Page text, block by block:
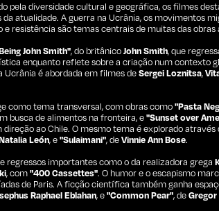
pela diversidade cultural e geográfica, os filmes
atualidade. A guerra na Ucrânia, os movimentos
e resistência são temas centrais de muitas das obras
John Smith", do britânicoJohn Smith, que
enquanto reflete sobre a criação num contexto
Ucrânia é abordada em filmes deSergei Loznitsa,
como tema transversal, com obras como"Pasta
busca de alimentos na fronteira, e"Sunset over
direção ao Chile. O mesmo tema é explorado
León, e"Sulaimani", deVinnie Ann Bose.
regressos importantes como o da realizadora grega
, com"400 Cassettes". O humor e o escapismo
de Paris. A ficção científica também ganha
Raphael Eblahan, e"Common Pear", de